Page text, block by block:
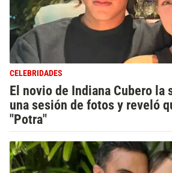
CELEBRIDADES
El novio de Indiana Cubero la
una sesión de fotos y reveló
"Potra"